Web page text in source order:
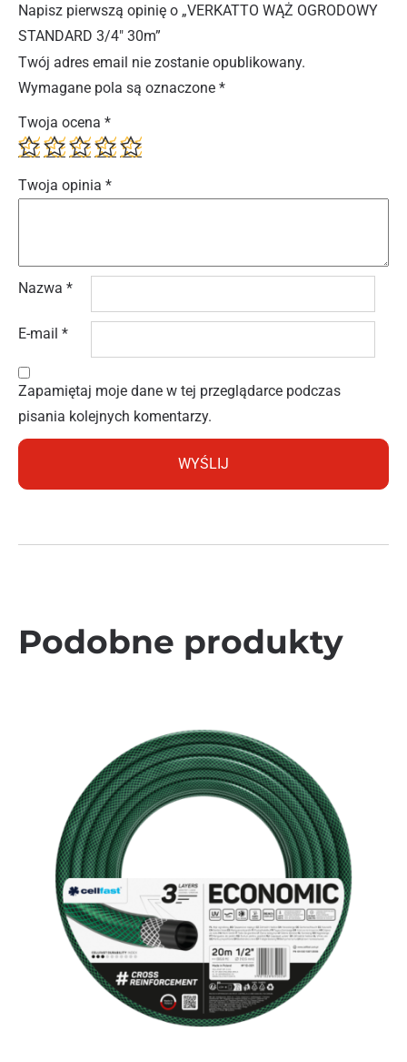
Napisz pierwszą opinię o „VERKATTO WĄŻ OGRODOWY
STANDARD 3/4″ 30m”
Twój adres email nie zostanie opublikowany.
Wymagane pola są oznaczone *
Twoja ocena *
Twoja opinia *
Nazwa *
E-mail *
Zapamiętaj moje dane w tej przeglądarce podczas
pisania kolejnych komentarzy.
Podobne produkty